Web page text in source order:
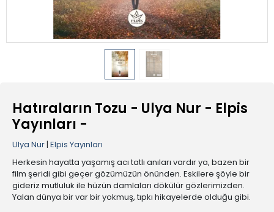
Hatıraların Tozu - Ulya Nur - Elpis
Yayınları -
Ulya Nur| Elpis Yayınları
Herkesin hayatta yaşamış acı tatlı anıları vardır ya, bazen bir
film şeridi gibi geçer gözümüzün önünden. Eskilere şöyle bir
gideriz mutluluk ile hüzün damlaları dökülür gözlerimizden.
Yalan dünya bir var bir yokmuş, tıpkı hikayelerde olduğu gibi.